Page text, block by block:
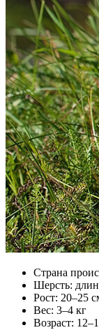
Страна
Шерсть:
Рост: 20–25
Вес: 3–4 кг
Возраст: